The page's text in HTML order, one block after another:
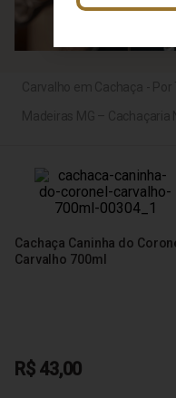
Cachaça Caninha do
Carvalho 700ml
R$ 43,00